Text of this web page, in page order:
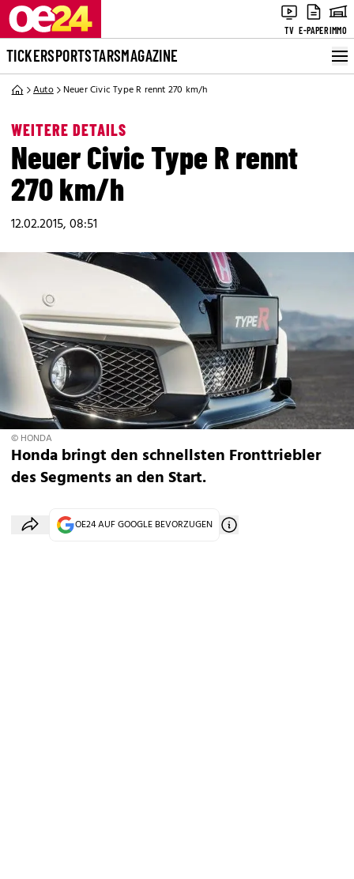
TV E-PAPERIMMO
TICKERSPORTSTARSMAGAZINE
Auto Neuer Civic Type R rennt 270 km/h
WEITERE DETAILS
Neuer Civic Type R rennt
270 km/h
12.02.2015, 08:51
© HONDA
Honda bringt den schnellsten Fronttriebler
des Segments an den Start.
OE24 AUF GOOGLE BEVORZUGEN